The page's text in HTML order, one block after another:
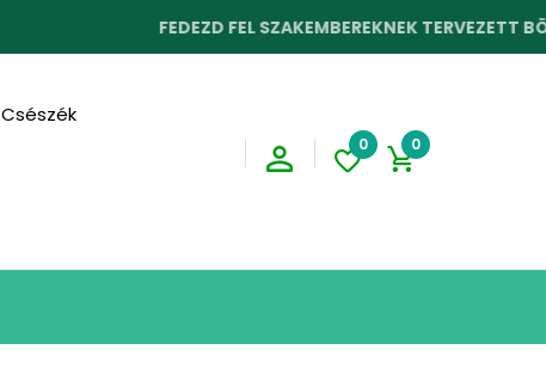
FEDEZD FEL SZAKEMBEREKNEK TERVEZETT BÖGRÉINKET!
Csészék
0 0